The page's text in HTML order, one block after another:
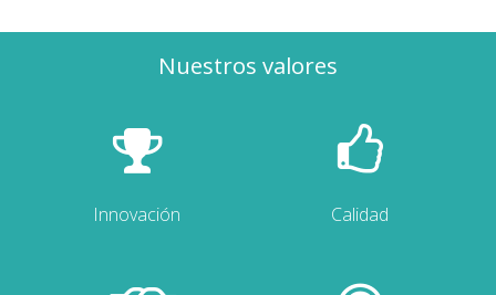
Nuestros valores
Innovación Calidad